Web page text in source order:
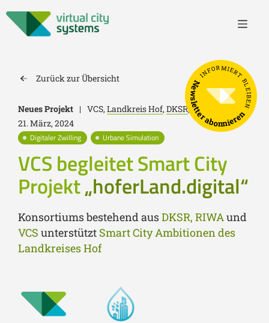
Zurück zur Übersicht
Neues Projekt | VCS,Landkreis Hof,DKSR, RIWA
21. März, 2024
Digitaler Zwilling
Urbane Simulation
VCS begleitet Smart City
Projekt„hoferLand.digital“
Konsortiums bestehend ausDKSR, RIWAund
VCS unterstützt Smart City Ambitionen des
Landkreises Hof
INFORMIERT BLEIBEN
Newsletter abonnieren